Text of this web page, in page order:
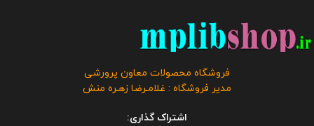
پرورشی می باشد و در صورت
مشاهده مشابه آن در سایت های
دیگر بدون اجازه ما در حال استفاده
نمی باشد .فروشگاه محصولات معاون پرورشی
مدیر فروشگاه : غلامـرضا زهـره منش
اشتراک گذاری: